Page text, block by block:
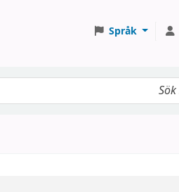
Språk